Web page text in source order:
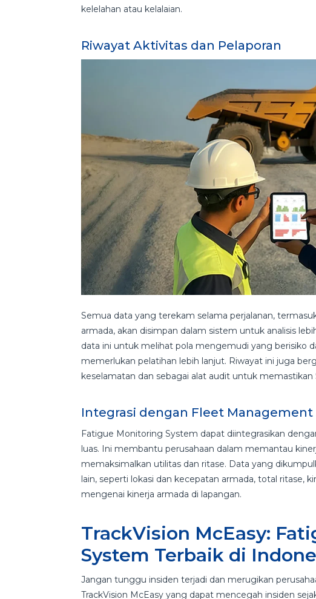
kelelahan atau kelalaian.
Riwayat Aktivitas dan Pelaporan
Semua data yang terekam selama perjalanan,
armada, akan disimpan dalam sistem untuk analisis
data ini untuk melihat pola mengemudi yang berisiko
memerlukan pelatihan lebih lanjut. Riwayat ini juga
keselamatan dan sebagai alat audit untuk memastikan
Integrasi dengan Fleet Management
Fatigue Monitoring System dapat diintegrasikan
luas. Ini membantu perusahaan dalam memantau
memaksimalkan utilitas dan ritase. Data yang
lain, seperti lokasi dan kecepatan armada, total ritase,
mengenai kinerja armada di lapangan.
TrackVision McEasy:
System Terbaik di
Jangan tunggu insiden terjadi dan merugikan
TrackVision McEasy yang dapat mencegah insiden